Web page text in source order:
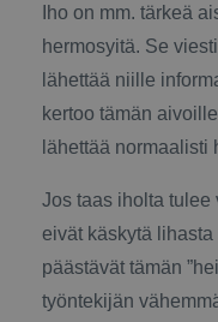
Iho on mm. tärkeä
hermosyitä. Se
lähettää niille
kertoo tämän
lähettää
Jos taas iholta tulee
eivät käskytä
päästävät tämän
työntekijän